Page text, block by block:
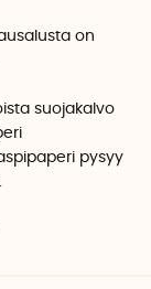
on
suojakalvo
pysyy